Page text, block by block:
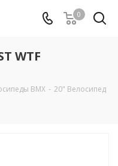
0
WTF
BMX - 20" Велосипед